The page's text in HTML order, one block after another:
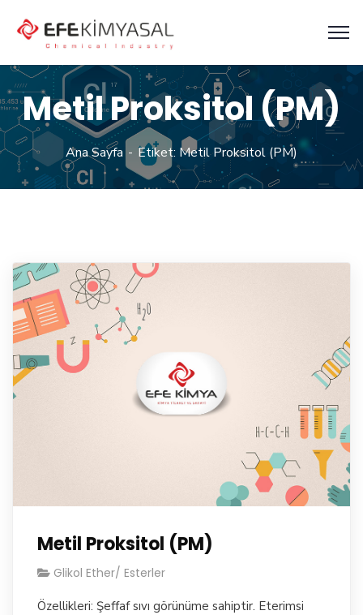
Metil Proksitol (PM)
Ana Sayfa Etiket: Metil Proksitol (PM)
Metil Proksitol (PM)
Glikol Ether/ Esterler
Özellikleri: Şeffaf sıvı görünüme sahiptir. Eterimsi